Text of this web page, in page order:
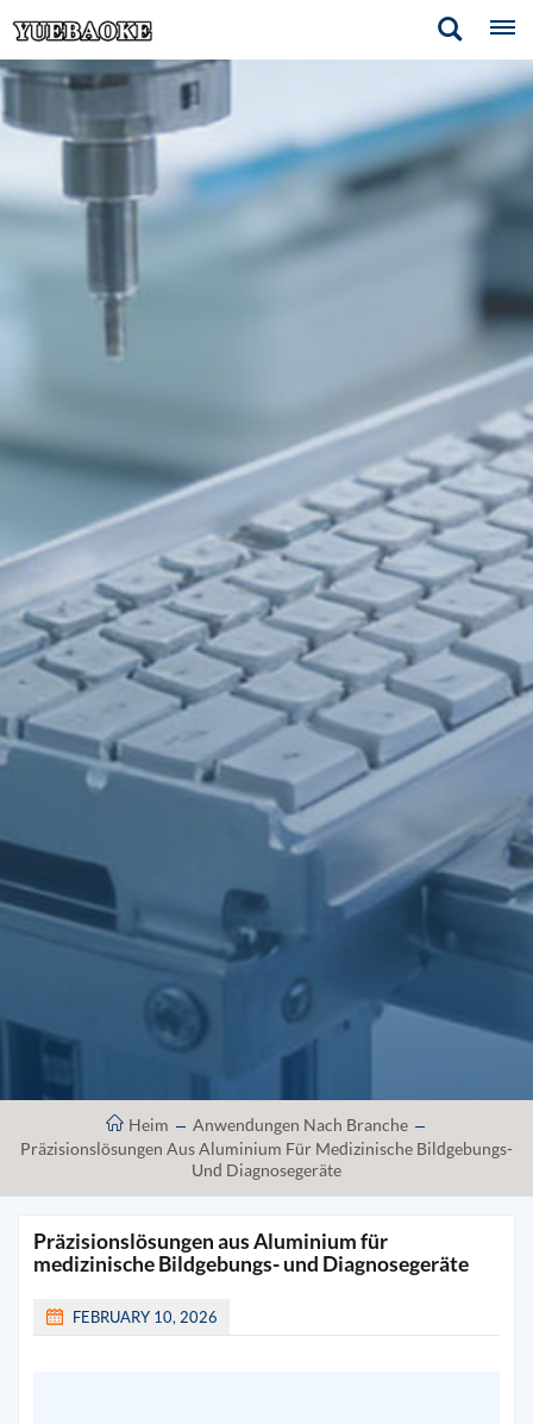
Heim
Anwendungen Nach Branche
Präzisionslösungen Aus Aluminium Für Medizinische Bildgebungs-
Und Diagnosegeräte
Präzisionslösungen aus Aluminium für
medizinische Bildgebungs- und Diagnosegeräte
FEBRUARY 10, 2026